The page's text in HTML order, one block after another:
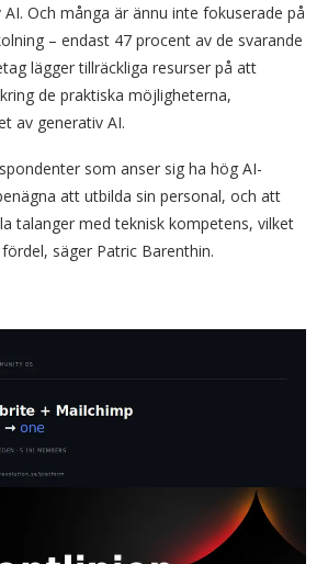
Och många är ännu inte fokuserade på
– endast 47 procent av de svarande
lägger tillräckliga resurser på att
de praktiska möjligheterna,
av generativ AI.
som anser sig ha hög AI-
att utbilda sin personal, och att
talanger med teknisk kompetens, vilket
säger Patric Barenthin.